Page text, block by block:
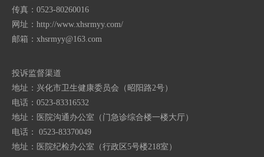
传真：0523-80260016
网址：http://www.xhsrmyy.com/
邮箱： xhsrmyy@163.com
投诉监督渠道
地址：兴化市卫生健康委员会（昭阳路2号）
电话：0523-83316532
地址：医院沟通办公室（门急诊综合楼一楼大厅）
电话： 0523-83370049
地址：医院纪检办公室（行政区5号楼218室）